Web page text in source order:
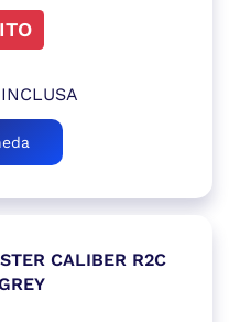
CALIBER R2C